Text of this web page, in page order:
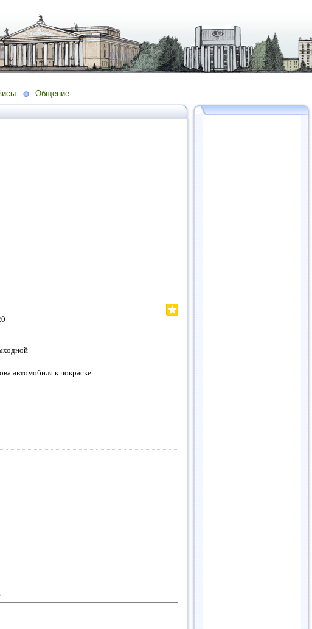
Общение
автомобиля к покраске